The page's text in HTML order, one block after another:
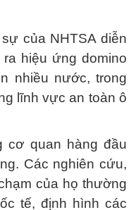
của NHTSA diễn
hiệu ứng domino
nhiều nước, trong
lĩnh vực an toàn ô
cơ quan hàng đầu
Các nghiên cứu,
của họ thường
tế, định hình các